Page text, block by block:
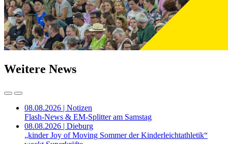
Weitere News
08.08.2026 | Notizen
Flash-News & EM-Splitter am Samstag
08.08.2026 | Dieburg
„kinder Joy of Moving Sommer der Kinderleichtathletik“